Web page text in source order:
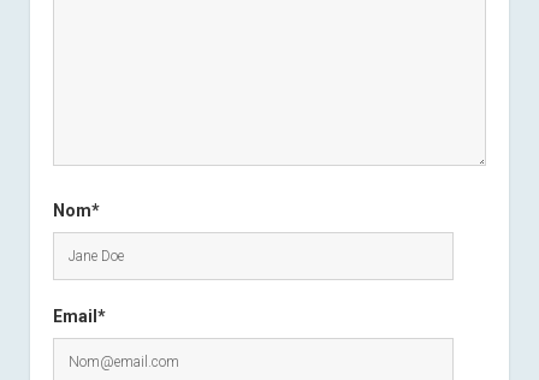
Nom*
Email*